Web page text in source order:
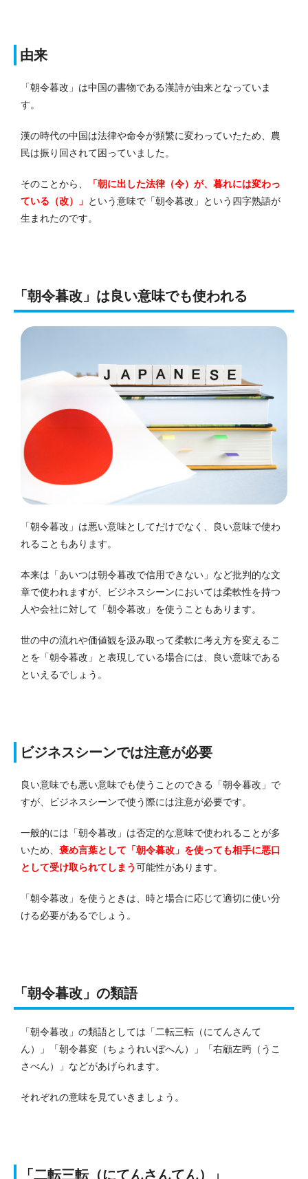
由来
「朝令暮改」は中国の書物である漢詩が由来となっていま
す。
漢の時代の中国は法律や命令が頻繁に変わっていたため、農
民は振り回されて困っていました。
そのことから、
「朝に出した法律（令）が、暮れには変わっ
ている（改）」 という意味で「朝令暮改」と いう四字熟語が
生まれたのです。
「朝令暮改」は良い意味でも使われる
「朝令暮改」は悪い意味としてだけでなく、良い意味で使わ
れることもあります。
本来は「あいつは朝令暮改で信用できない」など批判的な文
章で使われますが、ビジネスシーンにおいては柔軟性を持つ
人や会社に対して「朝令暮改」を使うこともあります。
世の中の流れや価値観を汲み取って柔軟に考え方を変えるこ
とを「朝令暮改」と表現している場合には、良い意味である
といえるでしょう。
ビジネスシーンでは注意が必要
良い意味でも悪い意味でも使うことのできる「朝令暮改」で
すが、ビジネスシーンで使う際には注意が必要です。
一般的には「朝令暮改」は否定的な意味で使われることが多
いため、 褒め言葉として「朝令暮改」を使っても相手に悪口
として受け取られてしまう可能性があります。
「朝令暮改」を使うときは、時と場合に応じて適切に使い分
ける必要があるでしょう。
「朝令暮改」の類語
「朝令暮改」の類語としては「二転三転（にてんさんて
ん）」「朝令暮変（ちょうれいぼへん）」「右顧左眄（うこ
さべん）」などがあげられます。
それぞれの意味を見ていきましょう。
「二転三転（にてんさんてん）」